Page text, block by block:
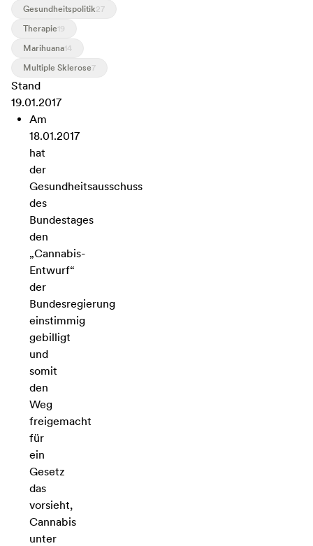
Gesundheitspolitik27
Therapie19
Marihuana14
Multiple Sklerose7
Stand
19.01.2017
Am
18.01.2017
hat
der
Gesundheitsausschuss
des
Bundestages
den
„Cannabis-
Entwurf“
der
Bundesregierung
einstimmig
gebilligt
und
somit
den
Weg
freigemacht
für
ein
Gesetz
das
vorsieht,
Cannabis
unter